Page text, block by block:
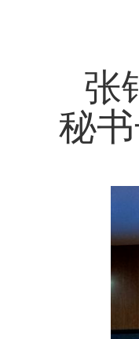
张
秘